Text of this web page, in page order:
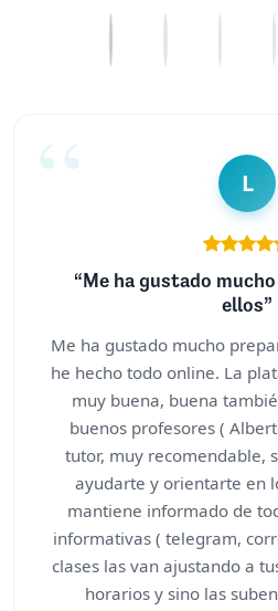
L
“Me ha gustado
ellos”
Me ha gustado mucho
he hecho todo online. La
muy buena, buena
buenos profesores (
tutor, muy recomendable,
ayudarte y orientarte en
mantiene informado de
informativas ( telegram,
clases las van ajustando a
horarios y sino las